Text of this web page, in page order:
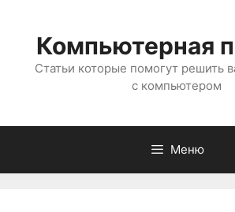
содержимому
Компьютерная
Статьи которые помогут решить
с компьютером
Меню